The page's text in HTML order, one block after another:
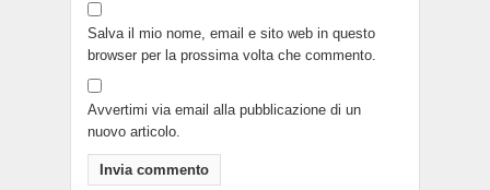
Salva il mio nome, email e sito web in questo
browser per la prossima volta che commento.
Avvertimi via email alla pubblicazione di un
nuovo articolo.